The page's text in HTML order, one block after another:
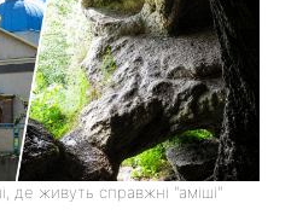
де живуть справжні "аміші"